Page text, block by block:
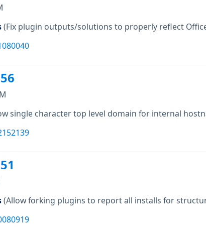
(Fix plugin outputs/solutions to properly reflect
single character top level domain for internal
(Allow forking plugins to report all installs for